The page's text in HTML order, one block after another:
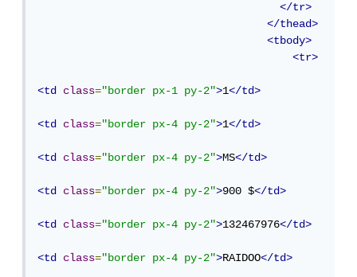
</tr>
</thead>
<tbody>
<tr>
<td class="border px-1 py-2">1</td>
<td class="border px-4 py-2">1</td>
<td class="border px-4 py-2">MS</td>
<td class="border px-4 py-2">900 $</td>
<td class="border px-4 py-2">132467976</td>
<td class="border px-4 py-2">RAIDOO</td>